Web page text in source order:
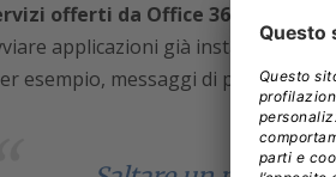
offerti da Office 365
applicazioni già installate,
esempio, messaggi di posta